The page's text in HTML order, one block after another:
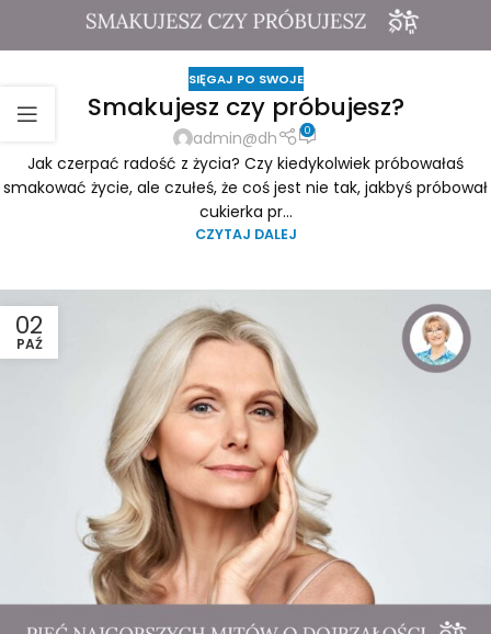
SIĘGAJ PO SWOJE
Smakujesz czy próbujesz?
admin@dh 0
Jak czerpać radość z życia? Czy kiedykolwiek próbowałaś
smakować życie, ale czułeś, że coś jest nie tak, jakbyś próbował
cukierka pr...
CZYTAJ DALEJ
02
PAŹ